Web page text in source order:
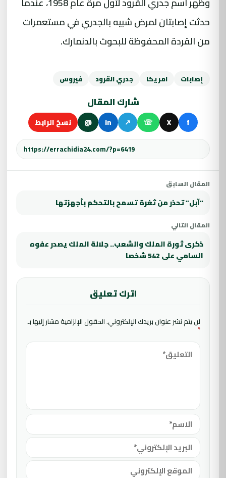
حدثت إصابتان لمرض شبيه بالجدري في مستعمرات
من القردة المحفوظة للبحوث بالدنمارك.
إصابات امريكا جدري القرود فيروس
شارك المقال
f
X
☏
↗
in
@ نسخ الرابط
المقال السابق
“آبل” تحذر من ثغرة تسمح بالتحكم بأجهزتها
المقال التالي
ذكرى ثورة الملك والشعب.. جلالة الملك يصدر عفوه
السامي على 542 شخصا
اترك تعليق
لن يتم نشر عنوان بريدك الإلكتروني.الحقول الإلزامية مشار إليها بـ
*